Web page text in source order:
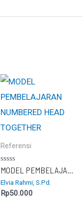
Referensi
Dinilai
0
dari
5
MODEL PEMBELAJARAN NUMBERED HEAD TOGETHER
Elvia Rahmi, S.Pd.
Rp50.000